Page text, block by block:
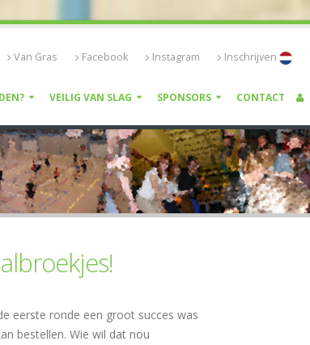
Van Gras Facebook Instagram Inschrijven
VEILIG VAN SLAG SPONSORS CONTACT
eerste ronde een groot succes was
bestellen. Wie wil dat nou